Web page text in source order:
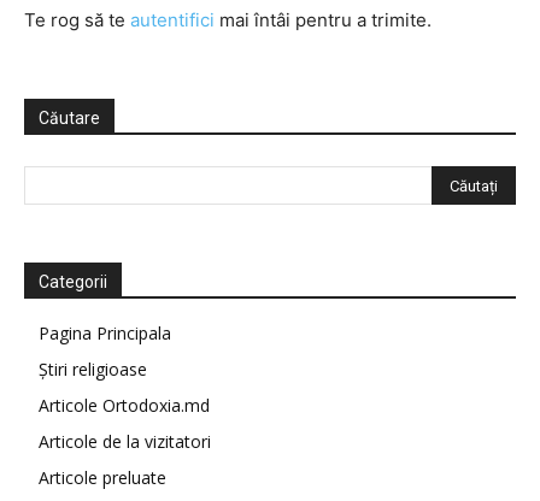
Te rog să te autentifici mai întâi pentru a trimite.
Căutare
Categorii
Pagina Principala
Știri religioase
Articole Ortodoxia.md
Articole de la vizitatori
Articole preluate